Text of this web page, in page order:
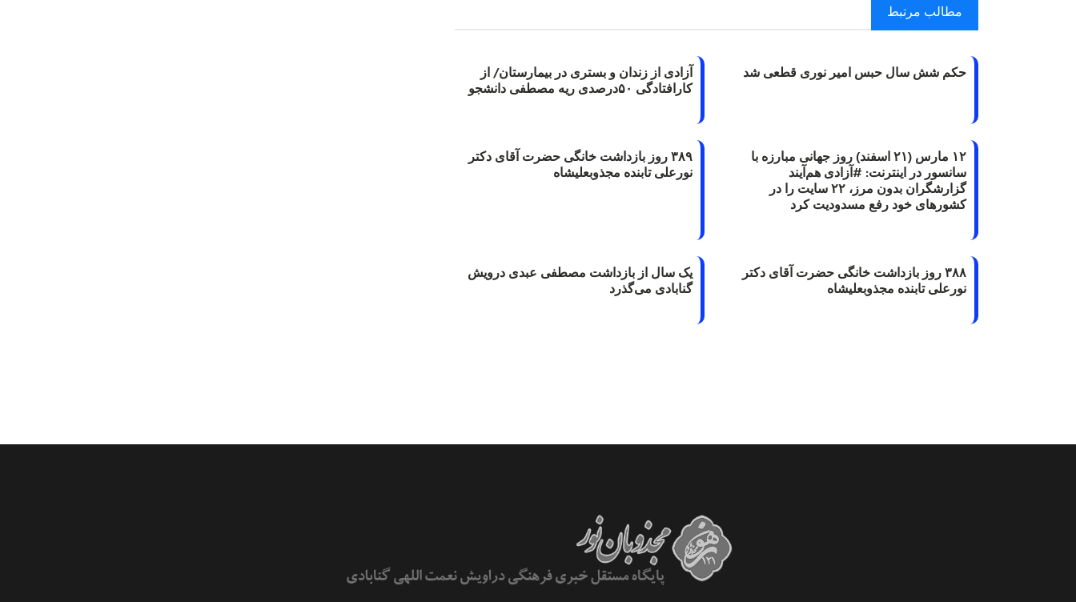
مطالب مرتبط
حکم شش سال حبس امیر نوری قطعی شد
آزادی از زندان و بستری در بیمارستان/ از
کارافتادگی ۵۰درصدی ریه مصطفی دانشجو
۱۲ مارس (۲۱ اسفند) روز جهانی مبارزه با
سانسور در اینترنت: #آزادی هم‌آیند
گزارشگران‌ بدون مرز، ۲۲ سایت را در
کشورهای خود رفع مسدودیت کرد
۳۸۹ روز بازداشت خانگی حضرت آقای دکتر
نورعلی تابنده مجذوبعلیشاه
۳۸۸ روز بازداشت خانگی حضرت آقای دکتر
نورعلی تابنده مجذوبعلیشاه
یک سال از بازداشت مصطفی عبدی درویش
گنابادی می‌گذرد